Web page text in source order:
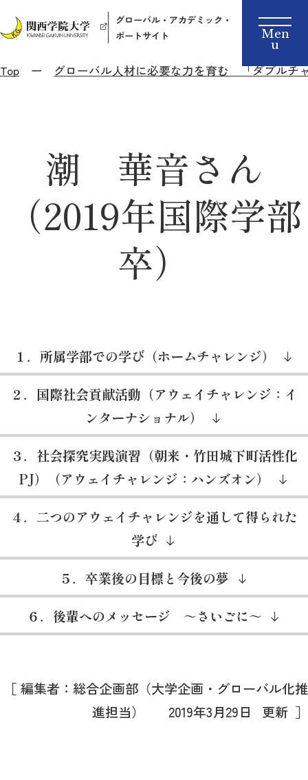
グローバル・アカデミック・
ポートサイト
Top グローバル人材に必要な力を育む 「ダブルチ
潮 華音さん
（2019年国際学部
卒）
１．所属学部での学び（ホームチャレンジ）
２．国際社会貢献活動（アウェイチャレンジ：イ
ンターナショナル）
３．社会探究実践演習（朝来・竹田城下町活性化
PJ）（アウェイチャレンジ：ハンズオン）
４．二つのアウェイチャレンジを通して得られた
学び
５．卒業後の目標と今後の夢
６．後輩へのメッセージ ～さいごに～
［ 編集者：総合企画部（大学企画・グローバル化推
進担当） 2019年3月29日 更新 ］